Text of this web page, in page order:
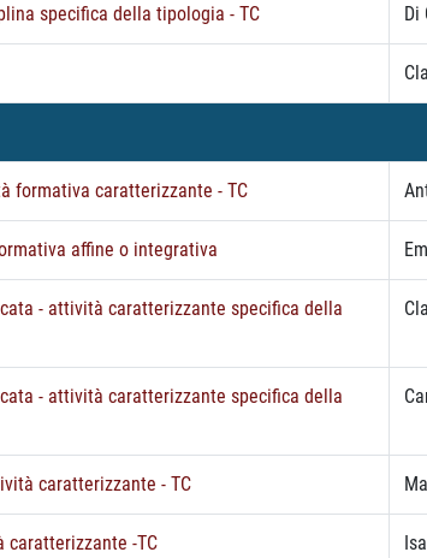
specifica della tipologia - TC Di
formativa caratterizzante - TC
affine o integrativa
- attività caratterizzante specifica della
- attività caratterizzante specifica della
caratterizzante - TC
-TC